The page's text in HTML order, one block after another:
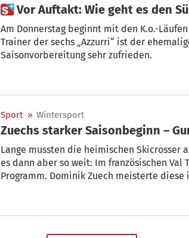
 Vor Auftakt: Wie geht es den
Am Donnerstag beginnt mit den K.o.-
Trainer der sechs „Azzurri“ ist der
Saisonvorbereitung sehr zufrieden.
Sport » Wintersport
Zuechs starker Saisonbeginn –
Lange mussten die heimischen Skicrosser
es dann aber so weit: Im französischen
Programm. Dominik Zuech meisterte diese